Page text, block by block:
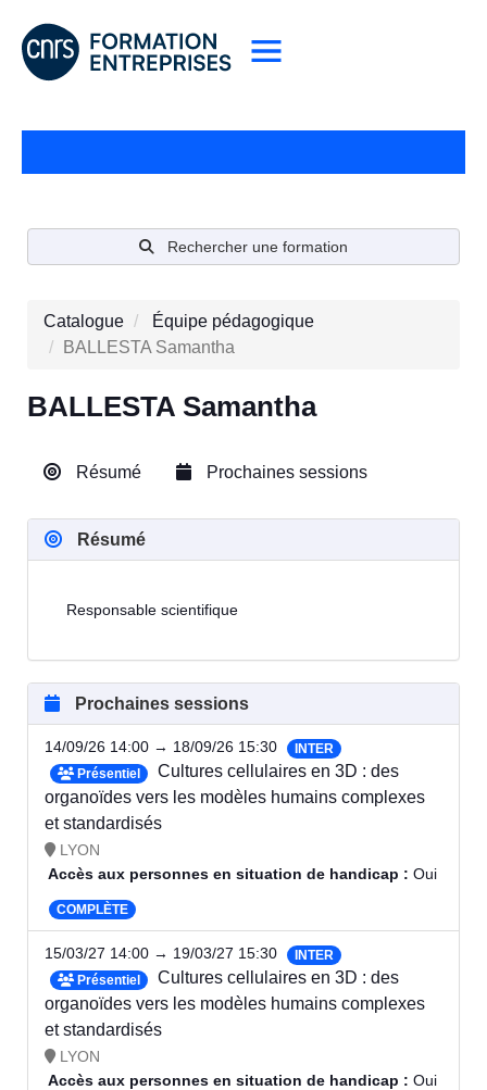
Rechercher une formation
Catalogue
Équipe pédagogique
BALLESTA Samantha
BALLESTA Samantha
Résumé Prochaines sessions
Résumé
Responsable scientifique
Prochaines sessions
14/09/26 14:00 → 18/09/26 15:30
INTER
Présentiel
Cultures cellulaires en 3D : des
organoïdes vers les modèles humains complexes
et standardisés
LYON
Accès aux personnes en situation de handicap : Oui
COMPLÈTE
15/03/27 14:00 → 19/03/27 15:30
INTER
Présentiel
Cultures cellulaires en 3D : des
organoïdes vers les modèles humains complexes
et standardisés
LYON
Accès aux personnes en situation de handicap : Oui